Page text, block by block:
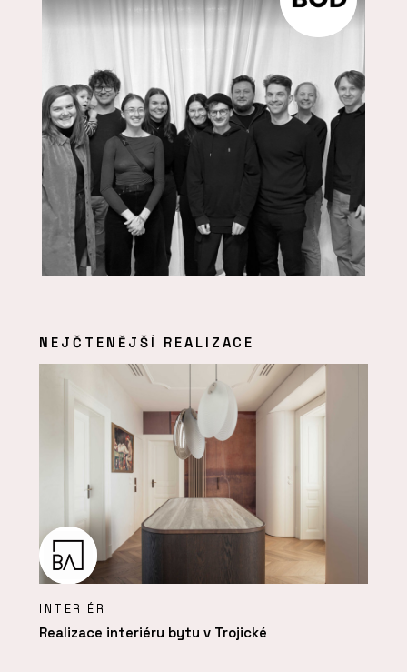
NEJČTENĚJŠÍ REALIZACE
INTERIÉR
Realizace interiéru bytu v Trojické